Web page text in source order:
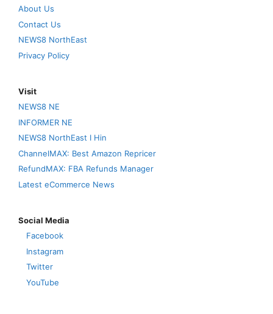
About Us
Contact Us
NEWS8 NorthEast
Privacy Policy
Visit
NEWS8 NE
INFORMER NE
NEWS8 NorthEast I Hin
ChannelMAX: Best Amazon Repricer
RefundMAX: FBA Refunds Manager
Latest eCommerce News
Social Media
Facebook
Instagram
Twitter
YouTube